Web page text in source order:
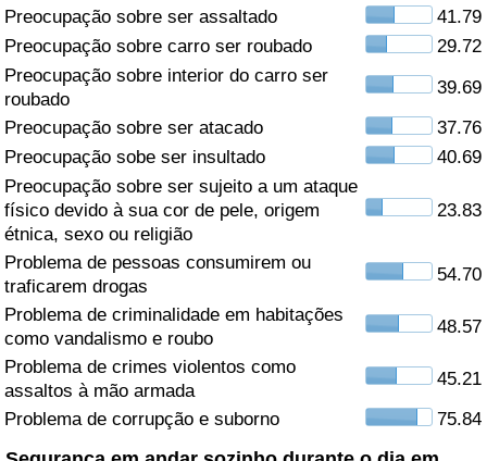
Preocupação sobre ser assaltado
41.79
Preocupação sobre carro ser roubado
29.72
Preocupação sobre interior do carro ser
roubado
39.69
Preocupação sobre ser atacado
37.76
Preocupação sobe ser insultado
40.69
Preocupação sobre ser sujeito a um ataque
físico devido à sua cor de pele, origem
étnica, sexo ou religião
23.83
Problema de pessoas consumirem ou
traficarem drogas
54.70
Problema de criminalidade em habitações
como vandalismo e roubo
48.57
Problema de crimes violentos como
assaltos à mão armada
45.21
Problema de corrupção e suborno
75.84
Saúde
Indicador de Saúde (Atual)
Indicador de Saúde
Indicador de Saúde por País
Poluição
Indicador de Poluição (Atual)
Índice de poluição
Indicador de Poluição por País
Trânsito